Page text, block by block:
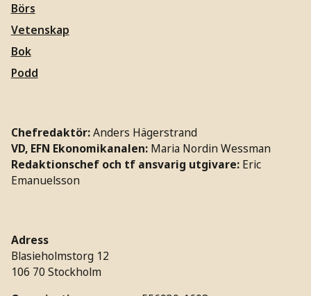
Börs
Vetenskap
Bok
Podd
Chefredaktör:Anders Hägerstrand
VD, EFN Ekonomikanalen: Maria Nordin Wessman
Redaktionschef och tf ansvarig utgivare: Eric
Emanuelsson
Adress
Blasieholmstorg 12
106 70 Stockholm